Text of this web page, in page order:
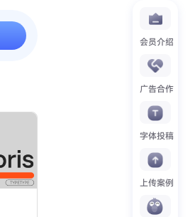
会员介绍
广告合作
字体投稿
上传案例